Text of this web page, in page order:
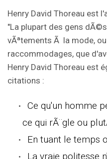
Henry David Thoreau est
"La plupart des gens
vÃªtements Ã la mode,
raccommodages, que
Henry David Thoreau est
citations :
Ce qu'un homme
ce qui rÃ¨gle ou
En tuant le temps
La vraie politesse